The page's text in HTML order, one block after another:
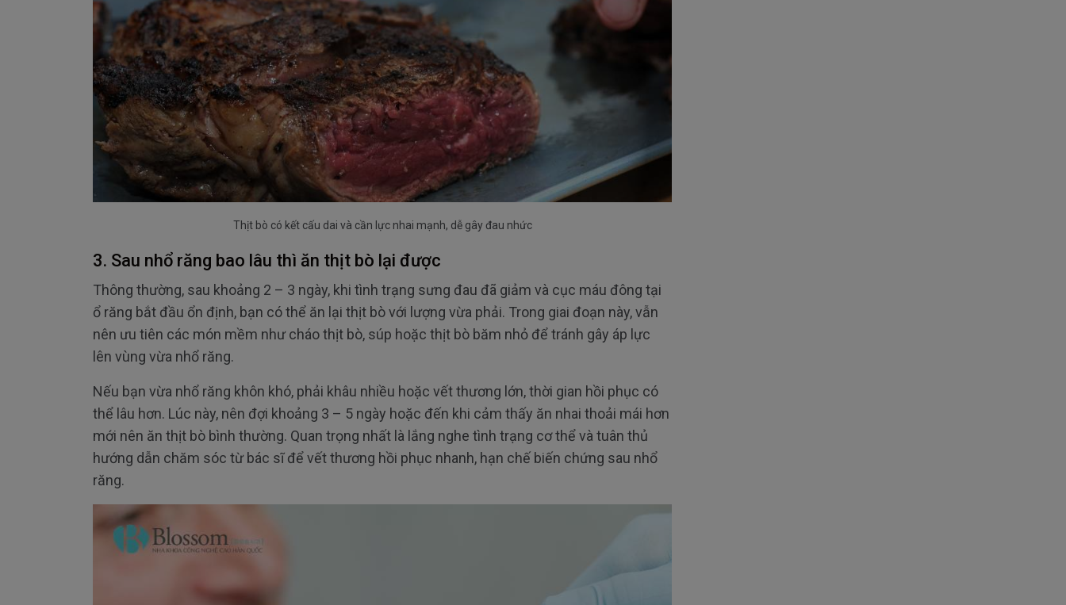
Thịt bò có kết cấu dai và cần lực nhai mạnh, dễ gây đau nhức
3. Sau nhổ răng bao lâu thì ăn thịt bò lại được
Thông thường, sau khoảng 2 – 3 ngày, khi tình trạng sưng đau đã giảm và cục máu đông tại
ổ răng bắt đầu ổn định, bạn có thể ăn lại thịt bò với lượng vừa phải. Trong giai đoạn này, vẫn
nên ưu tiên các món mềm như cháo thịt bò, súp hoặc thịt bò băm nhỏ để tránh gây áp lực
lên vùng vừa nhổ răng.
Nếu bạn vừa nhổ răng khôn khó, phải khâu nhiều hoặc vết thương lớn, thời gian hồi phục có
thể lâu hơn. Lúc này, nên đợi khoảng 3 – 5 ngày hoặc đến khi cảm thấy ăn nhai thoải mái hơn
mới nên ăn thịt bò bình thường. Quan trọng nhất là lắng nghe tình trạng cơ thể và tuân thủ
hướng dẫn chăm sóc từ bác sĩ để vết thương hồi phục nhanh, hạn chế biến chứng sau nhổ
răng.